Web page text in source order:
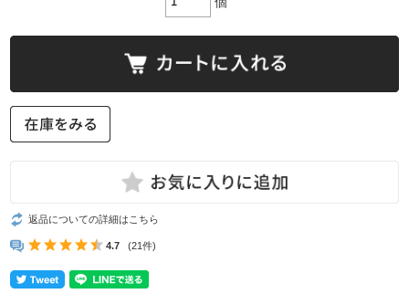
返品についての詳細はこちら
4.7 (21件)